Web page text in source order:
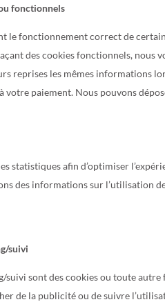
fonctionnels
le fonctionnement correct de
des cookies fonctionnels, nous
reprises les mêmes informations
votre paiement. Nous pouvons
statistiques afin d’optimiser
des informations sur l’utilisation
suivi
suivi sont des cookies ou toute
de la publicité ou de suivre